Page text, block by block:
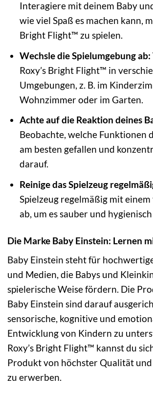
Interagiere mit deinem Baby
wie viel Spaß es machen kann,
Bright Flight™ zu spielen.
Wechsle die Spielumgebung ab:
Roxy’s Bright Flight™ in
Umgebungen, z. B. im
Wohnzimmer oder im Garten.
Achte auf die Reaktion deines
Beobachte, welche Funktionen
am besten gefallen und
darauf.
Reinige das Spielzeug
Spielzeug regelmäßig mit
ab, um es sauber und
Die Marke Baby Einstein: Lernen
Baby Einstein steht für
und Medien, die Babys und
spielerische Weise fördern. Die
Baby Einstein sind darauf
sensorische, kognitive und
Entwicklung von Kindern zu
Roxy’s Bright Flight™ kannst du
Produkt von höchster Qualität
zu erwerben.